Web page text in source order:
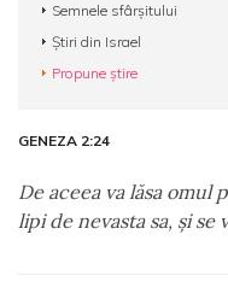
Semnele sfârșitului
Știri din Israel
Propune știre
GENEZA 2:24
De aceea va lăsa omul
lipi de nevasta sa, şi